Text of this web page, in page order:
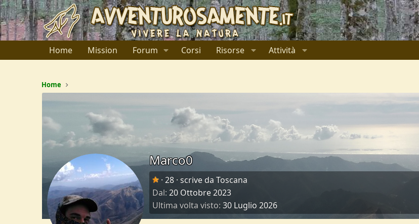
Home Mission Forum Corsi Risorse Attività
Home
Marco0
· 28 · scrive da Toscana
Dal 20 Ottobre 2023
Ultima volta visto 30 Luglio 2026